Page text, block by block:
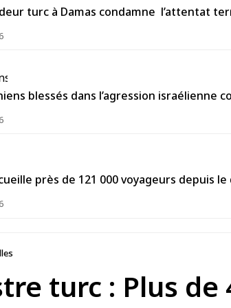
turc à Damas condamne l’attentat
blessés dans l’agression israélienne
près de 121 000 voyageurs depuis le
turc : Plus